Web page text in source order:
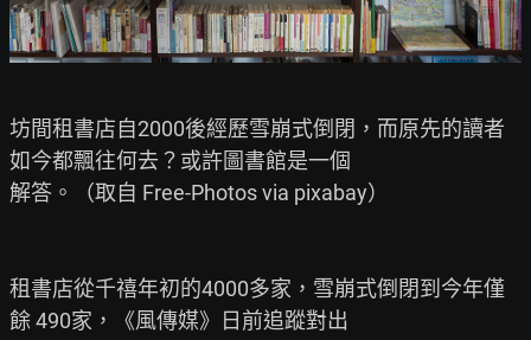
坊間租書店自2000後經歷雪崩式倒閉，而原先的讀者
如今都飄往何去？或許圖書館是一個
解答。（取自 Free-Photos via pixabay）
租書店從千禧年初的4000多家，雪崩式倒閉到今年僅
餘 490家，《風傳媒》日前追蹤對出